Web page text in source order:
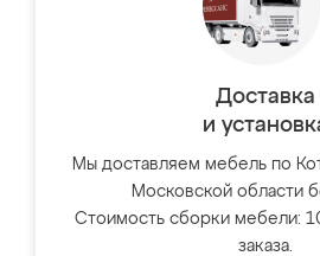
Доставка
и
Мы доставляем мебель по
Московской области
Стоимость сборки мебели:
заказа.